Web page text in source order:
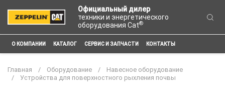
Официальный дилер
техники и энергетического
оборудования Cat®
О КОМПАНИИ КАТАЛОГ СЕРВИС И ЗАПЧАСТИ КОНТАКТЫ
Главная Оборудование
Навесное оборудование
Устройства для поверхностного рыхления почвы